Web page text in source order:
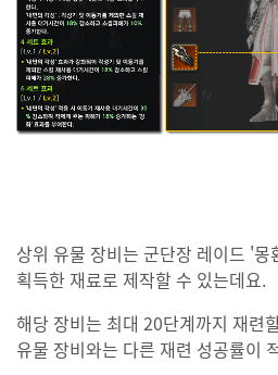
상위 유물 장비는 군단장 레이드 '
획득한 재료로 제작할 수 있는데요.
해당 장비는 최대 20단계까지 재련
유물 장비와는 다른 재련 성공률이